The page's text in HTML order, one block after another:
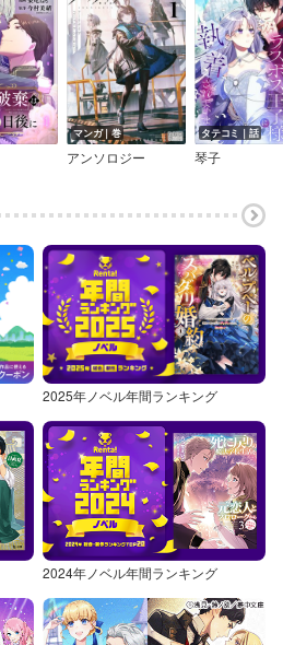
マンガ｜巻
アンソロジー
タテコミ｜話
琴子
2025年ノベル年間ランキング
2024年ノベル年間ランキング